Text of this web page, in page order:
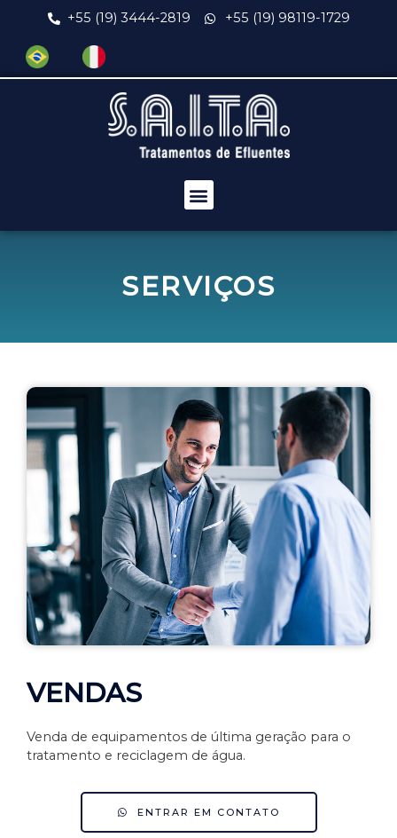
+55 (19) 3444-2819 +55 (19) 98119-1729
SERVIÇOS
VENDAS
Venda de equipamentos de última geração para o
tratamento e reciclagem de água.
ENTRAR EM CONTATO